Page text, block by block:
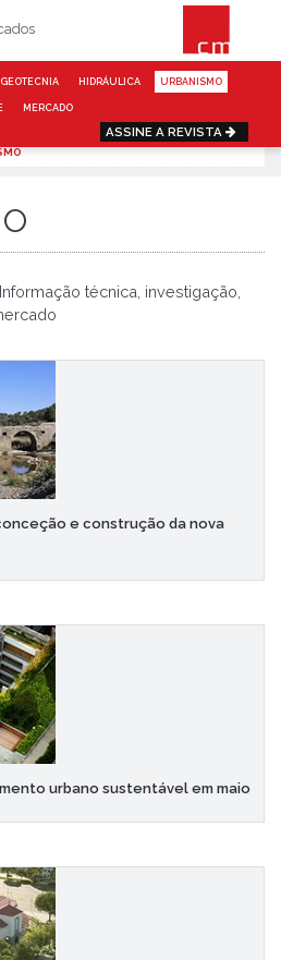
GEOTECNIA HIDRÁULICA URBANISMO
MERCADO
ASSINE A REVISTA
técnica, investigação,
e construção da nova
urbano sustentável em maio